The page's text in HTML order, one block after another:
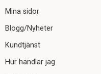
Mina sidor
Blogg/Nyheter
Kundtjänst
Hur handlar jag